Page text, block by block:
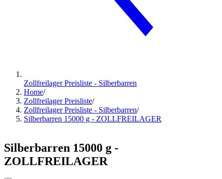
Zollfreilager Preisliste - Silberbarren
Home/
Zollfreilager Preisliste/
Zollfreilager Preisliste - Silberbarren/
Silberbarren 15000 g - ZOLLFREILAGER
Silberbarren 15000 g -
ZOLLFREILAGER